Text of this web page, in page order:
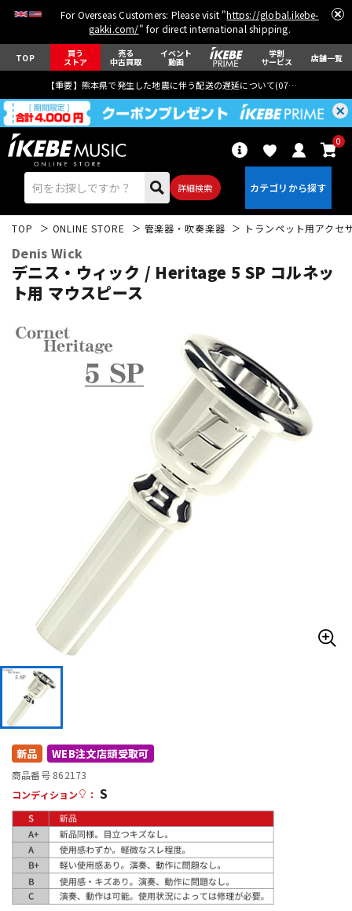
For Overseas Customers: Please visit "https://global.ikebe-
gakki.com/" for direct international shipping.
TOP 買う
ストア
売る
中古買取
イベント
動画
学割
サービス 店舗一覧
【重要】熊本県で発生した地震に伴う配送の遅延について(07月29日
詳細検索
0
ベース ウクレレ
パーカッション
電子ピアノ
管楽器
DJ機器
配信/ライブ機器
中古 ヴィンテージ
TOP ONLINE STORE 管楽器・吹奏楽器 トランペット用アクセ
Denis Wick
デニス・ウィック / Heritage 5 SP コルネッ
ト用 マウスピース
新品 WEB注文店頭受取可
商品番号 862173
コンディション
： S